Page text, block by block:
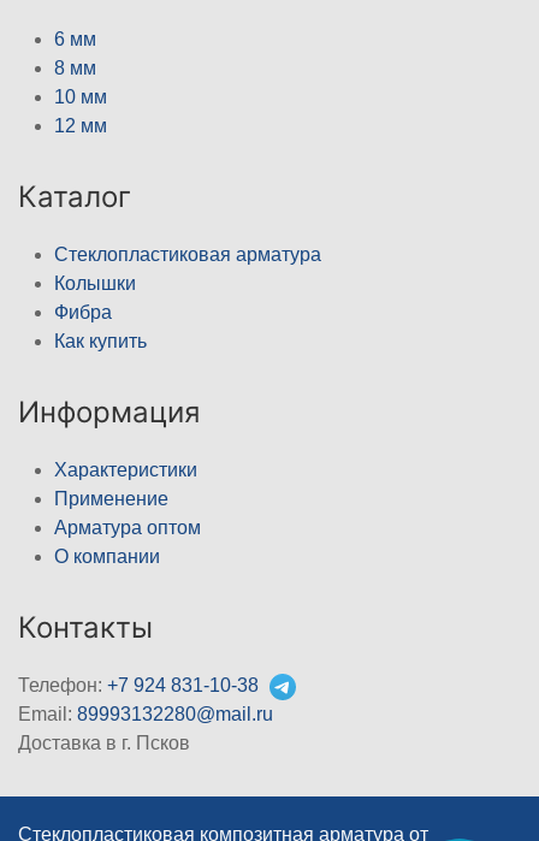
6 мм
8 мм
10 мм
12 мм
Каталог
Стеклопластиковая арматура
Колышки
Фибра
Как купить
Информация
Характеристики
Применение
Арматура оптом
О компании
Контакты
Телефон: +7 924 831-10-38
Email: 89993132280@mail.ru
Доставка в г. Псков
Стеклопластиковая композитная арматура от